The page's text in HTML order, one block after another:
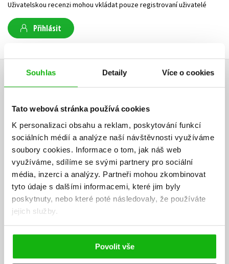
Souhlas Detaily Více o cookies
Tato webová stránka používá cookies
K personalizaci obsahu a reklam, poskytování funkcí
sociálních médií a analýze naší návštěvnosti využíváme
soubory cookies. Informace o tom, jak náš web
využíváme, sdílíme se svými partnery pro sociální
média, inzerci a analýzy. Partneři mohou zkombinovat
tyto údaje s dalšími informacemi, které jim byly
poskytnuty, nebo které poté následovaly, že používáte
jejich služby.
Povolit vše
Uživatelskou recenzi mohou vkládat pouze registrovaní uživatelé
Přihlásit
AUTOR KNIHY